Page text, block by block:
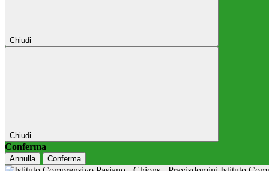
Chiudi
Chiudi
Conferma
Annulla Conferma